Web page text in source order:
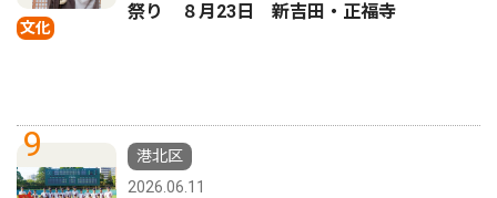
文化
祭り ８月23日 新吉田・正福寺
9
港北区
2026.06.11